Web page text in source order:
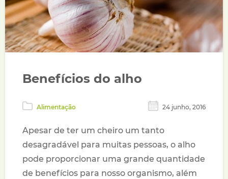
Benefícios do alho
Alimentação 24 junho, 2016
Apesar de ter um cheiro um tanto
desagradável para muitas pessoas, o alho
pode proporcionar uma grande quantidade
de benefícios para nosso organismo, além